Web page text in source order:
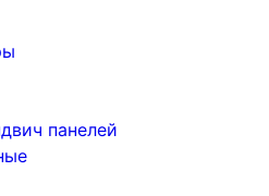
панелей